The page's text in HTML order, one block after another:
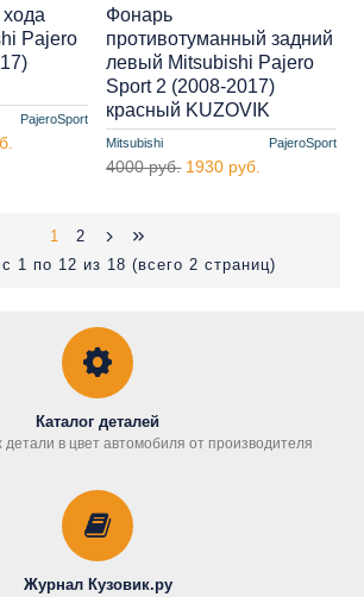
PajeroSport
Pajero
Mitsubishi PajeroSport
Фонарь
противотуманный задний
левый Mitsubishi Pajero
Sport 2 (2008-2017)
красный KUZOVIK
4000 руб. 1930 руб.
1
2
1 по 12 из 18 (всего 2 страниц)
Каталог деталей
детали в цвет автомобиля от производителя
Журнал Кузовик.ру